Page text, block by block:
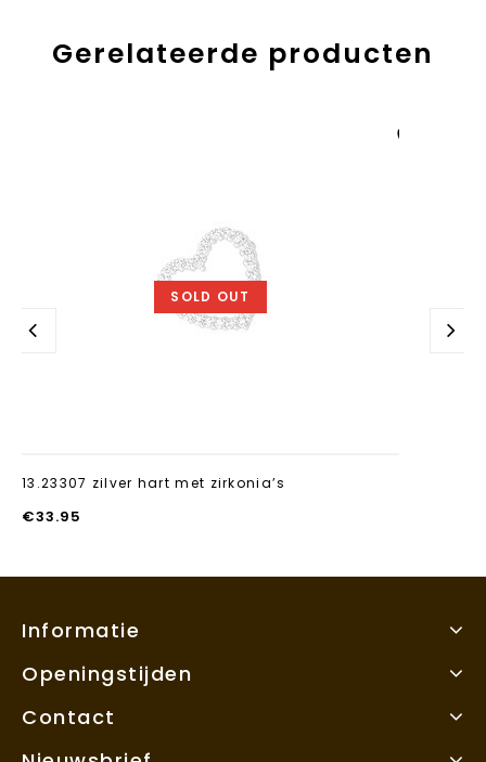
Gerelateerde producten
SOLD OUT
13.23307 zilver hart met zirkonia’s
€33.95
Informatie
Openingstijden
Contact